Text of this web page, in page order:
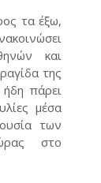
τα έξω,
και
της
ήδη πάρει
μέσα
των
στο